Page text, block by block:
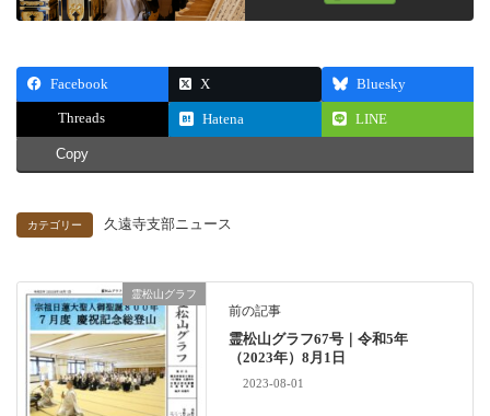
Facebook X Bluesky
Threads Hatena LINE
Copy
カテゴリー 久遠寺支部ニュース
霊松山グラフ
前の記事
霊松山グラフ67号｜令和5年
（2023年）8月1日
2023-08-01